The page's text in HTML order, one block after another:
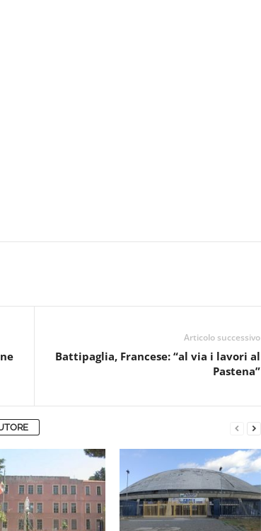
Articolo successivo
Battipaglia, Francese: “al via i lavori al
Pastena”